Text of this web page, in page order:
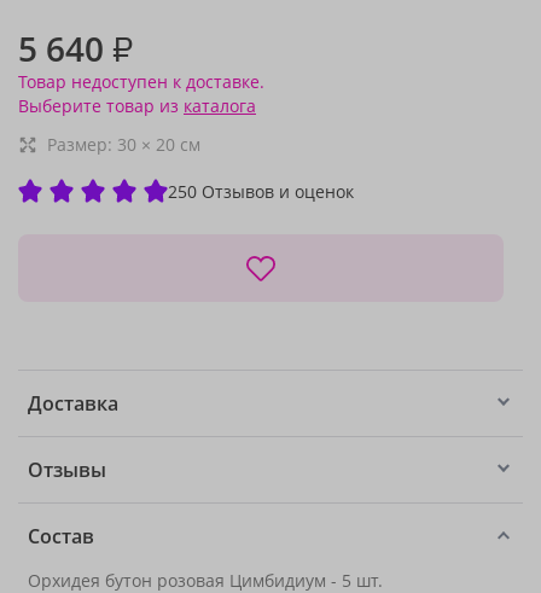
5 640 ₽
Товар недоступен к доставке.
Выберите товар из каталога
Размер: 30 × 20 см
250 Отзывов и оценок
Доставка
Отзывы
Состав
Орхидея бутон розовая Цимбидиум - 5 шт.